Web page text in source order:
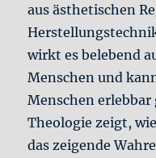
aus ästhetischen
wirkt es belebend
Menschen und
Menschen erlebbar
Theologie zeigt,
das zeigende